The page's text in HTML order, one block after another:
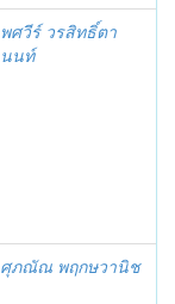
พศวีร์ วรสิทธิ์ตา
นนท์
ศุภณัณ พฤกษวานิช